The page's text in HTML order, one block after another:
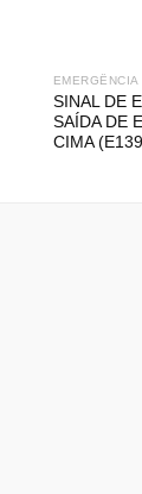
EMERGÊNCIA
SINAL DE
SAÍDA DE
CIMA